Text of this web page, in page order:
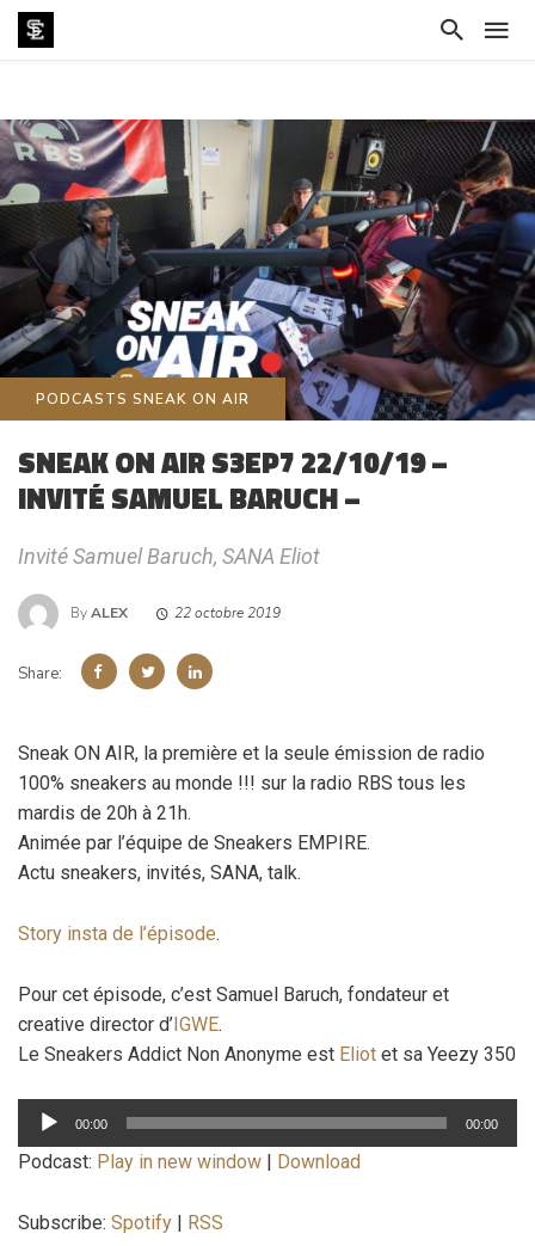
PODCASTS SNEAK ON AIR
SNEAK ON AIR S3EP7 22/10/19 –
INVITÉ SAMUEL BARUCH –
Invité Samuel Baruch, SANA Eliot
ByALEX 22 octobre 2019
Share:
Sneak ON AIR, la première et la seule émission de radio
100% sneakers au monde !!! sur la radio RBS tous les
mardis de 20h à 21h.
Animée par l’équipe de Sneakers EMPIRE.
Actu sneakers, invités, SANA, talk.
Story insta de l’épisode.
Pour cet épisode, c’est Samuel Baruch, fondateur et
creative director d’IGWE.
Le Sneakers Addict Non Anonyme est Eliot et sa Yeezy 350
Lecteur
audio
00:00 00:00
Podcast: Play in new window | Download
Subscribe: Spotify | RSS